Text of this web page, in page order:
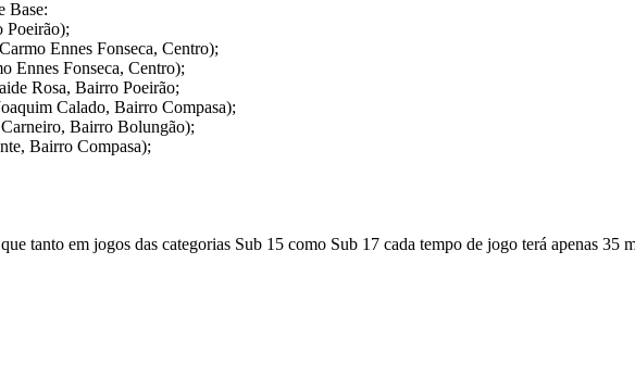
Base:
Poeirão);
Ennes Fonseca, Centro);
Ennes Fonseca, Centro);
Rosa, Bairro Poeirão;
Calado, Bairro Compasa);
Bairro Bolungão);
Bairro Compasa);
tanto em jogos das categorias Sub 15 como Sub 17 cada tempo de jogo terá apenas 35